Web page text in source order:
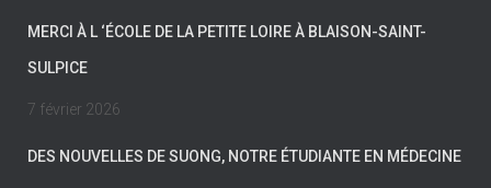
MERCI À L ‘ÉCOLE DE LA PETITE LOIRE À BLAISON-SAINT-
SULPICE
7 février 2026
DES NOUVELLES DE SUONG, NOTRE ÉTUDIANTE EN MÉDECINE